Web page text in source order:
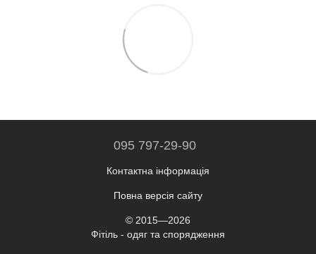
095 797-29-90
Контактна інформація
Повна версія сайту
© 2015—2026
Фітіль - одяг та спорядження